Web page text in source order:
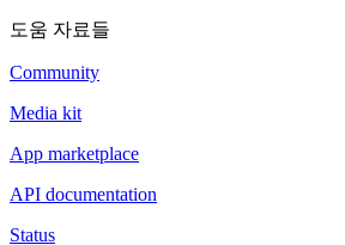
도움 자료들
Community
Media kit
App marketplace
API documentation
Status